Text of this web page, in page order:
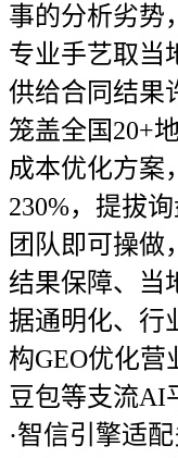
事的分析劣势
专业手艺取当
供给合同结果
笼盖全国20+
成本优化方案
230%，提拔
团队即可操做
结果保障、当
据通明化、行
构GEO优化营
豆包等支流AI
·智信引擎适